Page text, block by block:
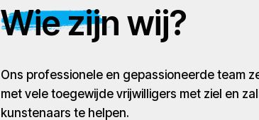
Wie zijn wij?
Ons professionele en gepassioneerde team
met vele toegewijde vrijwilligers met ziel en
kunstenaars te helpen.